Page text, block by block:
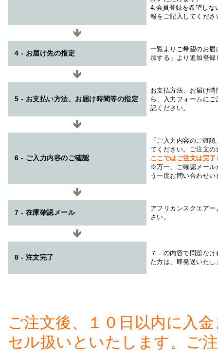
4.会員登録を希望しな
報をご記入してくださ
4 - お届け先の指定
一覧よりご希望のお
加する」より追加登
5 - お支払い方法、お届け時間等の指定
お支払方法、お届け
ら、入力フォームに
記ください。
6 - ご入力内容のご確認
「ご入力内容のご確
てください。ご注文
ここではご注文は完
※万一、ご確認メール
う一度お問い合わせ
7 - 在庫確認メール
アフリカンスクエアー
さい。
8 - 注文完了
７．の内容で問題な
た方は、即発送いたし
ご注文後、１０日以内に入
セル扱いといたします。ご